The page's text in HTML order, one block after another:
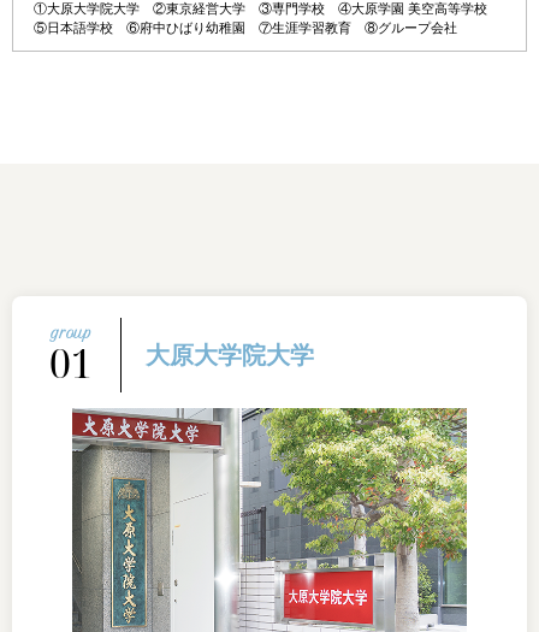
①大原大学院大学 ②東京経営大学 ③専門学校 ④大原学園 美空高等学校
⑤日本語学校 ⑥府中ひばり幼稚園 ⑦生涯学習教育 ⑧グループ会社
01 大原大学院大学